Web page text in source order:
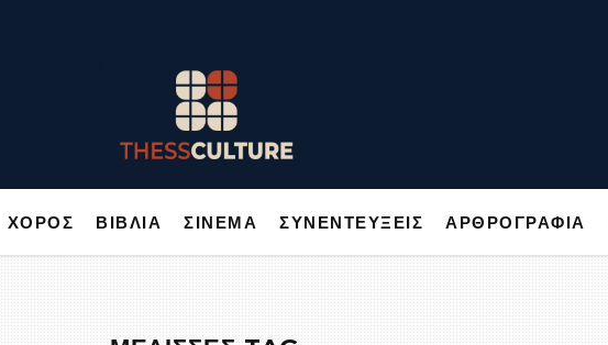
ΧΟΡΟΣ ΒΙΒΛΙΑ ΣΙΝΕΜΑ ΣΥΝΕΝΤΕΥΞΕΙΣ ΑΡΘΡΟΓΡΑΦΙΑ